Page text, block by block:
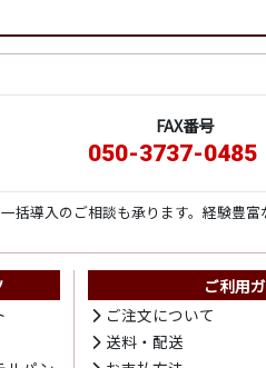
FAX番号
050-3737-0485
括導入のご相談も承ります。経験豊富
ご利用
ご注文について
送料・配送